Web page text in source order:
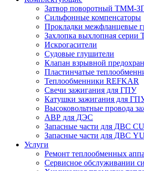
Затвор поворотный ТММ-
Сильфонные компенсаторы
Прокладки межфланцевые
Захлопка выхлопная
Искрогасители
Судовые глушители
Клапан взрывной
Пластинчатые
Теплообменники REFKAR
Свечи зажигания для ГПУ
Катушки зажигания для
Высоковольтные провода
АВР для ДЭС
Запасные части для ДВС
Запасные части для ДВС
Услуги
Ремонт теплообменных
Сервисное обслуживании